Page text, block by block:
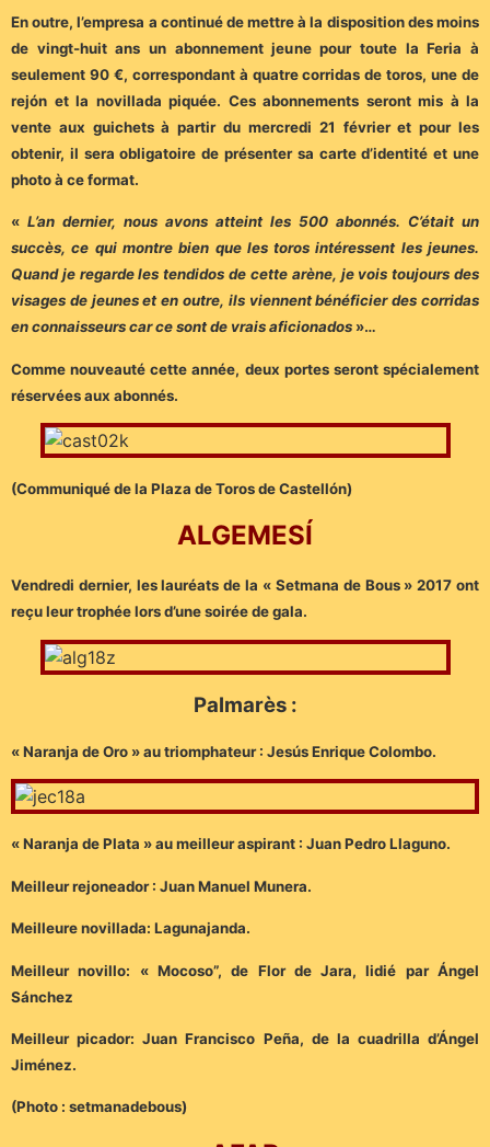
En outre, l’empresa a continué de mettre à la disposition des moins
de vingt-huit ans un abonnement jeune pour toute la Feria à
seulement 90 €, correspondant à quatre corridas de toros, une de
rejón et la novillada piquée. Ces abonnements seront mis à la
vente aux guichets à partir du mercredi 21 février et pour les
obtenir, il sera obligatoire de présenter sa carte d’identité et une
photo à ce format.
« L’an dernier, nous avons atteint les 500 abonnés. C’était un
succès, ce qui montre bien que les toros intéressent les jeunes.
Quand je regarde les tendidos de cette arène, je vois toujours des
visages de jeunes et en outre, ils viennent bénéficier des corridas
en connaisseurs car ce sont de vrais aficionados »…
Comme nouveauté cette année, deux portes seront spécialement
réservées aux abonnés.
(Communiqué de la Plaza de Toros de Castellón)
ALGEMESÍ
Vendredi dernier, les lauréats de la « Setmana de Bous » 2017 ont
reçu leur trophée lors d’une soirée de gala.
Palmarès :
« Naranja de Oro » au triomphateur : Jesús Enrique Colombo.
« Naranja de Plata » au meilleur aspirant : Juan Pedro Llaguno.
Meilleur rejoneador : Juan Manuel Munera.
Meilleure novillada: Lagunajanda.
Meilleur novillo: « Mocoso”, de Flor de Jara, lidié par Ángel
Sánchez
Meilleur picador: Juan Francisco Peña, de la cuadrilla d’Ángel
Jiménez.
(Photo : setmanadebous)